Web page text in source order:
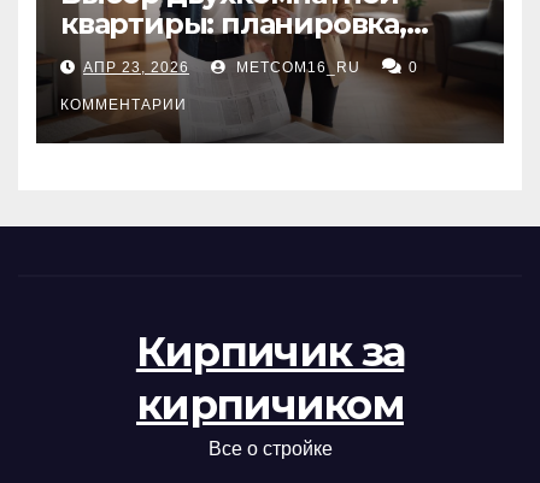
квартиры: планировка,
состояние жилья и
проверка документов
АПР 23, 2026 METCOM16_RU 0
КОММЕНТАРИИ
Кирпичик за
кирпичиком
Все о стройке